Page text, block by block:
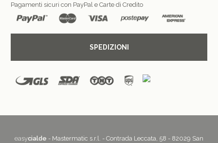
Pagamenti sicuri con PayPal e Carte di Credito
SPEDIZIONI
easycialde - Mastermatic s.r.l. - Contrada Leccata, 58 - 82029 San